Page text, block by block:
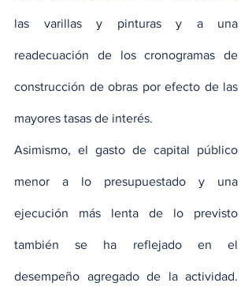
las varillas y pinturas y a una
readecuación de los cronogramas de
construcción de obras por efecto de las
mayores tasas de interés.
Asimismo, el gasto de capital público
menor a lo presupuestado y una
ejecución más lenta de lo previsto
también se ha reflejado en el
desempeño agregado de la actividad.